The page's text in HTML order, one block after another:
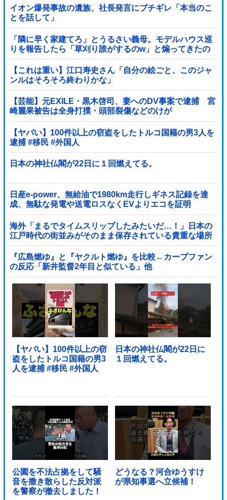
イオン爆発事故の遺族、社長発言にブチギレ「本当のこ
とを話して」
「隣に早く家建てろ」とうるさい義母。モデルハウス巡
りを報告したら「草刈り誰がするのw」と煽ってきたの
で…旦那が放った「一言」に義母オロオロｗｗ←嫌味を
逆手にとった神対応すぎる
【これは重い】江口寿史さん「自分の絵ごと、このジャ
ンルはそろそろ終わりかな」
【芸能】元EXILE・黒木啓司、妻へのDV事案で逮捕 宮
崎麗果被告は全身打撲・頭部裂傷などのけが
【ヤバい】100件以上の窃盗をしたトルコ国籍の男3人を
逮捕 #移民 #外国人
日本の神社仏閣が22日に１回燃えてる。
日産e-power、無給油で1980km走行しギネス記録を達
成、無駄な発電や送電ロスなくEVよりエコを証明
海外「まるでタイムスリップしたみたいだ…！」日本の
江戸時代の街並みがそのまま保存されている貴重な場所
とは・・・？【海外の反応】
『広島燃ゆ』と『ヤクルト燃ゆ』を比較←カープファン
の反応「新井監督2年目と似ている」他
【ヤバい】100件以上の窃
盗をしたトルコ国籍の男3
人を逮捕 #移民 #外国人
日本の神社仏閣が22日に
１回燃えてる。
公園を不法占拠をして騒
音を撒き散らした反対派
を警察が撤去しました！
どうなる？河合ゆうすけ
が県知事選へ立候補！